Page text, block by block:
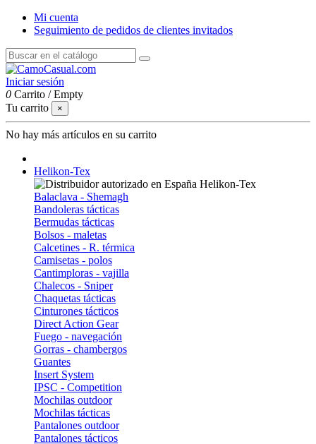
Mi cuenta
Seguimiento de pedidos de clientes invitados
Iniciar sesión
0 Carrito /Empty
Tu carrito
×
No hay más artículos en su carrito
Helikon-Tex
Balaclava - Shemagh
Bandoleras tácticas
Bermudas tácticas
Bolsos - maletas
Calcetines - R. térmica
Camisetas - polos
Cantimploras - vajilla
Chalecos - Sniper
Chaquetas tácticas
Cinturones tácticos
Direct Action Gear
Fuego - navegación
Gorras - chambergos
Guantes
Insert System
IPSC - Competition
Mochilas outdoor
Mochilas tácticas
Pantalones outdoor
Pantalones tácticos